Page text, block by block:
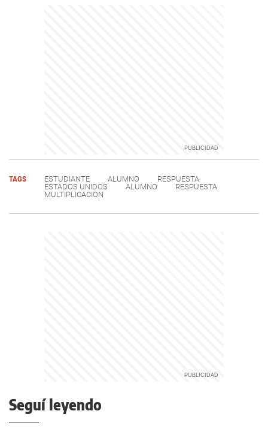
TAGS ESTUDIANTE ALUMNO
RESPUESTA
ESTADOS UNIDOS
ALUMNO
RESPUESTA
MULTIPLICACION
Seguí leyendo